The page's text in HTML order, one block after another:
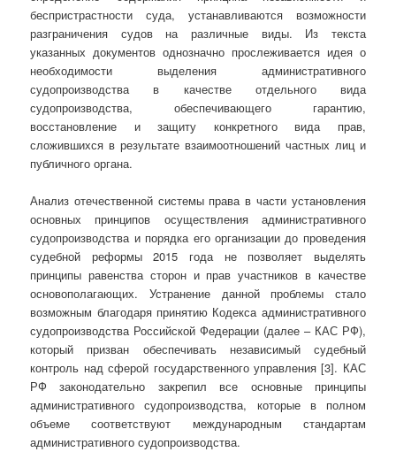
беспристрастности суда, устанавливаются возможности
разграничения судов на различные виды. Из текста
указанных документов однозначно прослеживается идея о
необходимости выделения административного
судопроизводства в качестве отдельного вида
судопроизводства, обеспечивающего гарантию,
восстановление и защиту конкретного вида прав,
сложившихся в результате взаимоотношений частных лиц и
публичного органа.
Анализ отечественной системы права в части установления
основных принципов осуществления административного
судопроизводства и порядка его организации до проведения
судебной реформы 2015 года не позволяет выделять
принципы равенства сторон и прав участников в качестве
основополагающих. Устранение данной проблемы стало
возможным благодаря принятию Кодекса административного
судопроизводства Российской Федерации (далее – КАС РФ),
который призван обеспечивать независимый судебный
контроль над сферой государственного управления [3]. КАС
РФ законодательно закрепил все основные принципы
административного судопроизводства, которые в полном
объеме соответствуют международным стандартам
административного судопроизводства.